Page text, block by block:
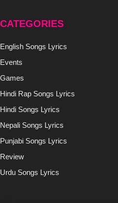
CATEGORIES
English Songs Lyrics
Events
Games
Hindi Rap Songs Lyrics
Hindi Songs Lyrics
Nepali Songs Lyrics
Punjabi Songs Lyrics
Review
Urdu Songs Lyrics